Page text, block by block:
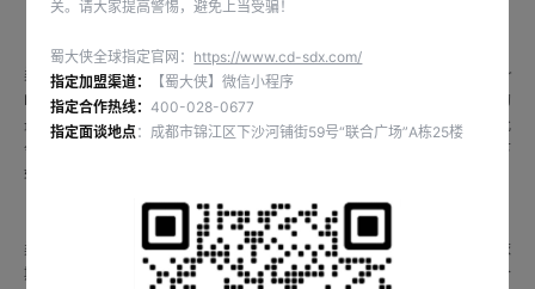
柔佛州（马来语：Johor）是马来西亚十三个州之一，首府新山（Johor
Bahru，音译“柔佛巴鲁”），皇城麻坡（Muar）。柔佛州位于马来西亚西部的
最南端，东面是中国南海，西面是马六甲海峡，南面隔着柔佛海峡与新加坡毗
邻。面积19016平方公里，374.22万（含35.72万外籍人士，2018年），下
辖10个县。
柔佛州最主要的经济活动为服务业、制造业和农业，州政府建立了马来西亚依
斯干达（Iskandar Malaysia）经济特区，以及边佳兰的炼油与石油化工综合
关。请大家提高警惕，避免上当受骗！
蜀大侠全球指定官网： https://www.cd-sdx.com/
指定加盟渠道：
【蜀大侠】微信小程序
指定合作热线：400-028-0677
指定面谈地点 ：成都市锦江区下沙河铺街59号“联合广场”A栋25楼